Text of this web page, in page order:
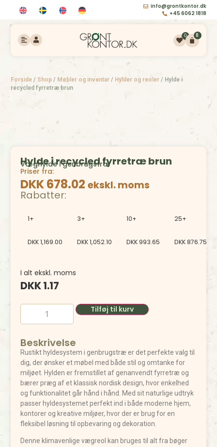
info@grontkontor.dk
+45 6062 1818
0 0
Forside / Shop / Møbler og inventar / Hylder og reoler / Hylde i
recycled fyrretræ brun
Hylde i recycled fyrretræ brun
Væghylde i genbrugstræ
Priser fra:
DKK 678.02ekskl. moms
Rabatter:
1+ 3+ 10+ 25+
DKK1,169.00 DKK1,052.10 DKK993.65 DKK876.75
I alt ekskl. moms
DKK1.17
Tilføj til kurv
Beskrivelse
Rustikt hyldesystem i genbrugstræ er det perfekte valg til
dig, der ønsker et møbel med både stil og omtanke for
miljøet. Hylden er fremstillet af genanvendt fyrretræ og
bærer præg af et klassisk nordisk design, hvor enkelhed
og funktionalitet går hånd i hånd. Med sit naturlige udtryk
passer hyldesystemet perfekt ind i både moderne hjem,
kontorer og kreative miljøer, hvor der er brug for en
fleksibel løsning til opbevaring og dekoration.
Denne klimavenlige vægreol kan bruges til alt fra bøger